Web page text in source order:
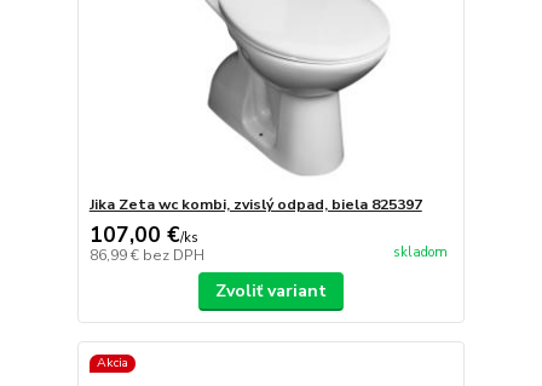
Jika Zeta wc kombi, zvislý odpad, biela 825397
107,00 €/ks
86,99 € bez DPH skladom
Zvoliť variant
Akcia